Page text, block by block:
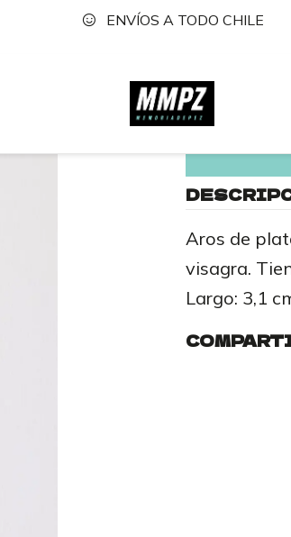
ENVÍOS A TODO CHILE
Plata & Acero Aros Plata ó
|
Aros
Aros de
visagra.
Largo: 3,1